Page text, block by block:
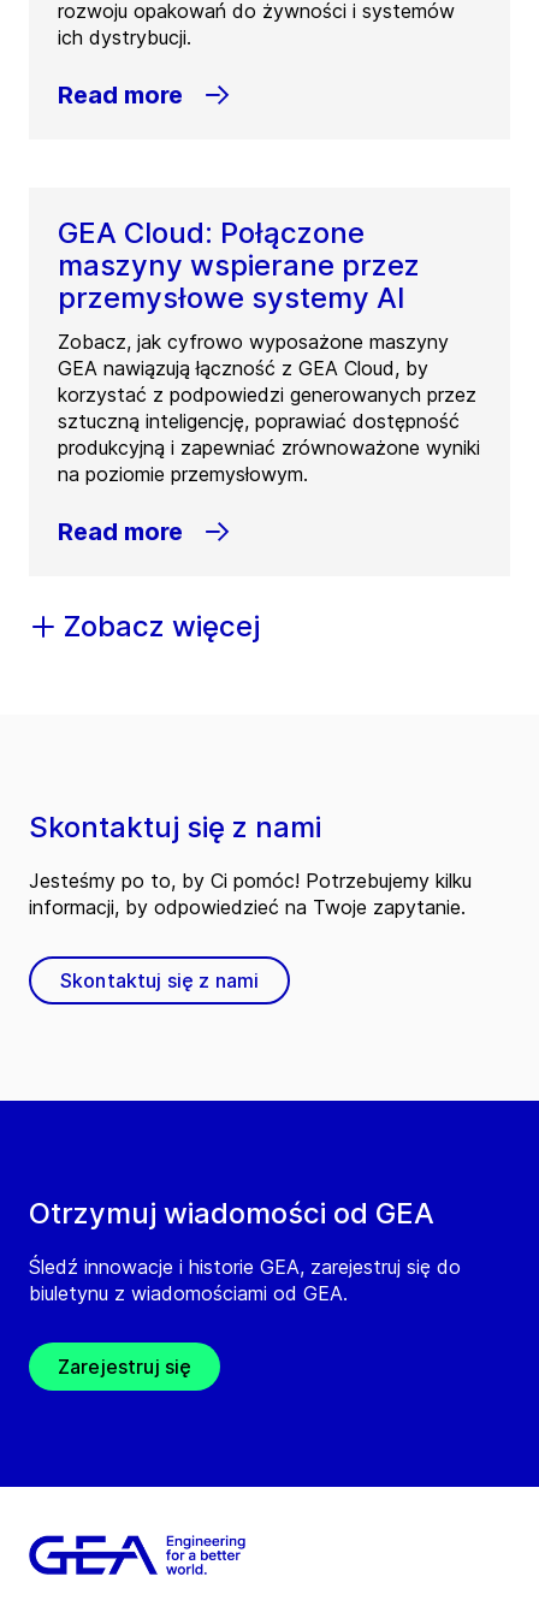
rozwoju opakowań do żywności i systemów
ich dystrybucji.
Read more
GEA Cloud: Połączone
maszyny wspierane przez
przemysłowe systemy AI
Zobacz, jak cyfrowo wyposażone maszyny
GEA nawiązują łączność z GEA Cloud, by
korzystać z podpowiedzi generowanych przez
sztuczną inteligencję, poprawiać dostępność
produkcyjną i zapewniać zrównoważone wyniki
na poziomie przemysłowym.
Read more
Zobacz więcej
Otrzymuj wiadomości od GEA
Śledź innowacje i historie GEA, zarejestruj się do
biuletynu z wiadomościami od GEA.
Zarejestruj się
Skontaktuj się z nami
Jesteśmy po to, by Ci pomóc! Potrzebujemy kilku
informacji, by odpowiedzieć na Twoje zapytanie.
Skontaktuj się z nami